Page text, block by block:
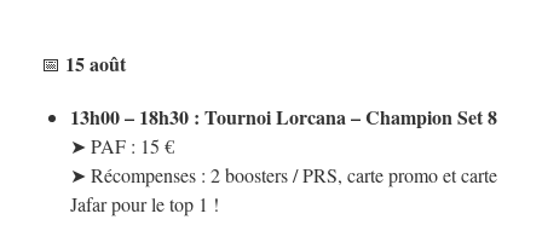
📅 15 août
13h00 – 18h30 : Tournoi Lorcana – Champion Set 8
➤ PAF : 15 €
➤ Récompenses : 2 boosters / PRS, carte promo et carte
Jafar pour le top 1 !